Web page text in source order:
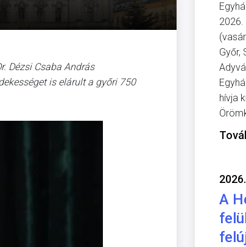
Dézsi Csaba András
is elárult a győri 750
2026.
Győr,
hívja
A